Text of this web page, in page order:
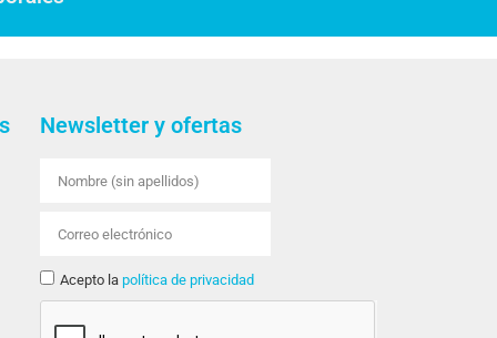
Newsletter y ofertas
Acepto la política de privacidad